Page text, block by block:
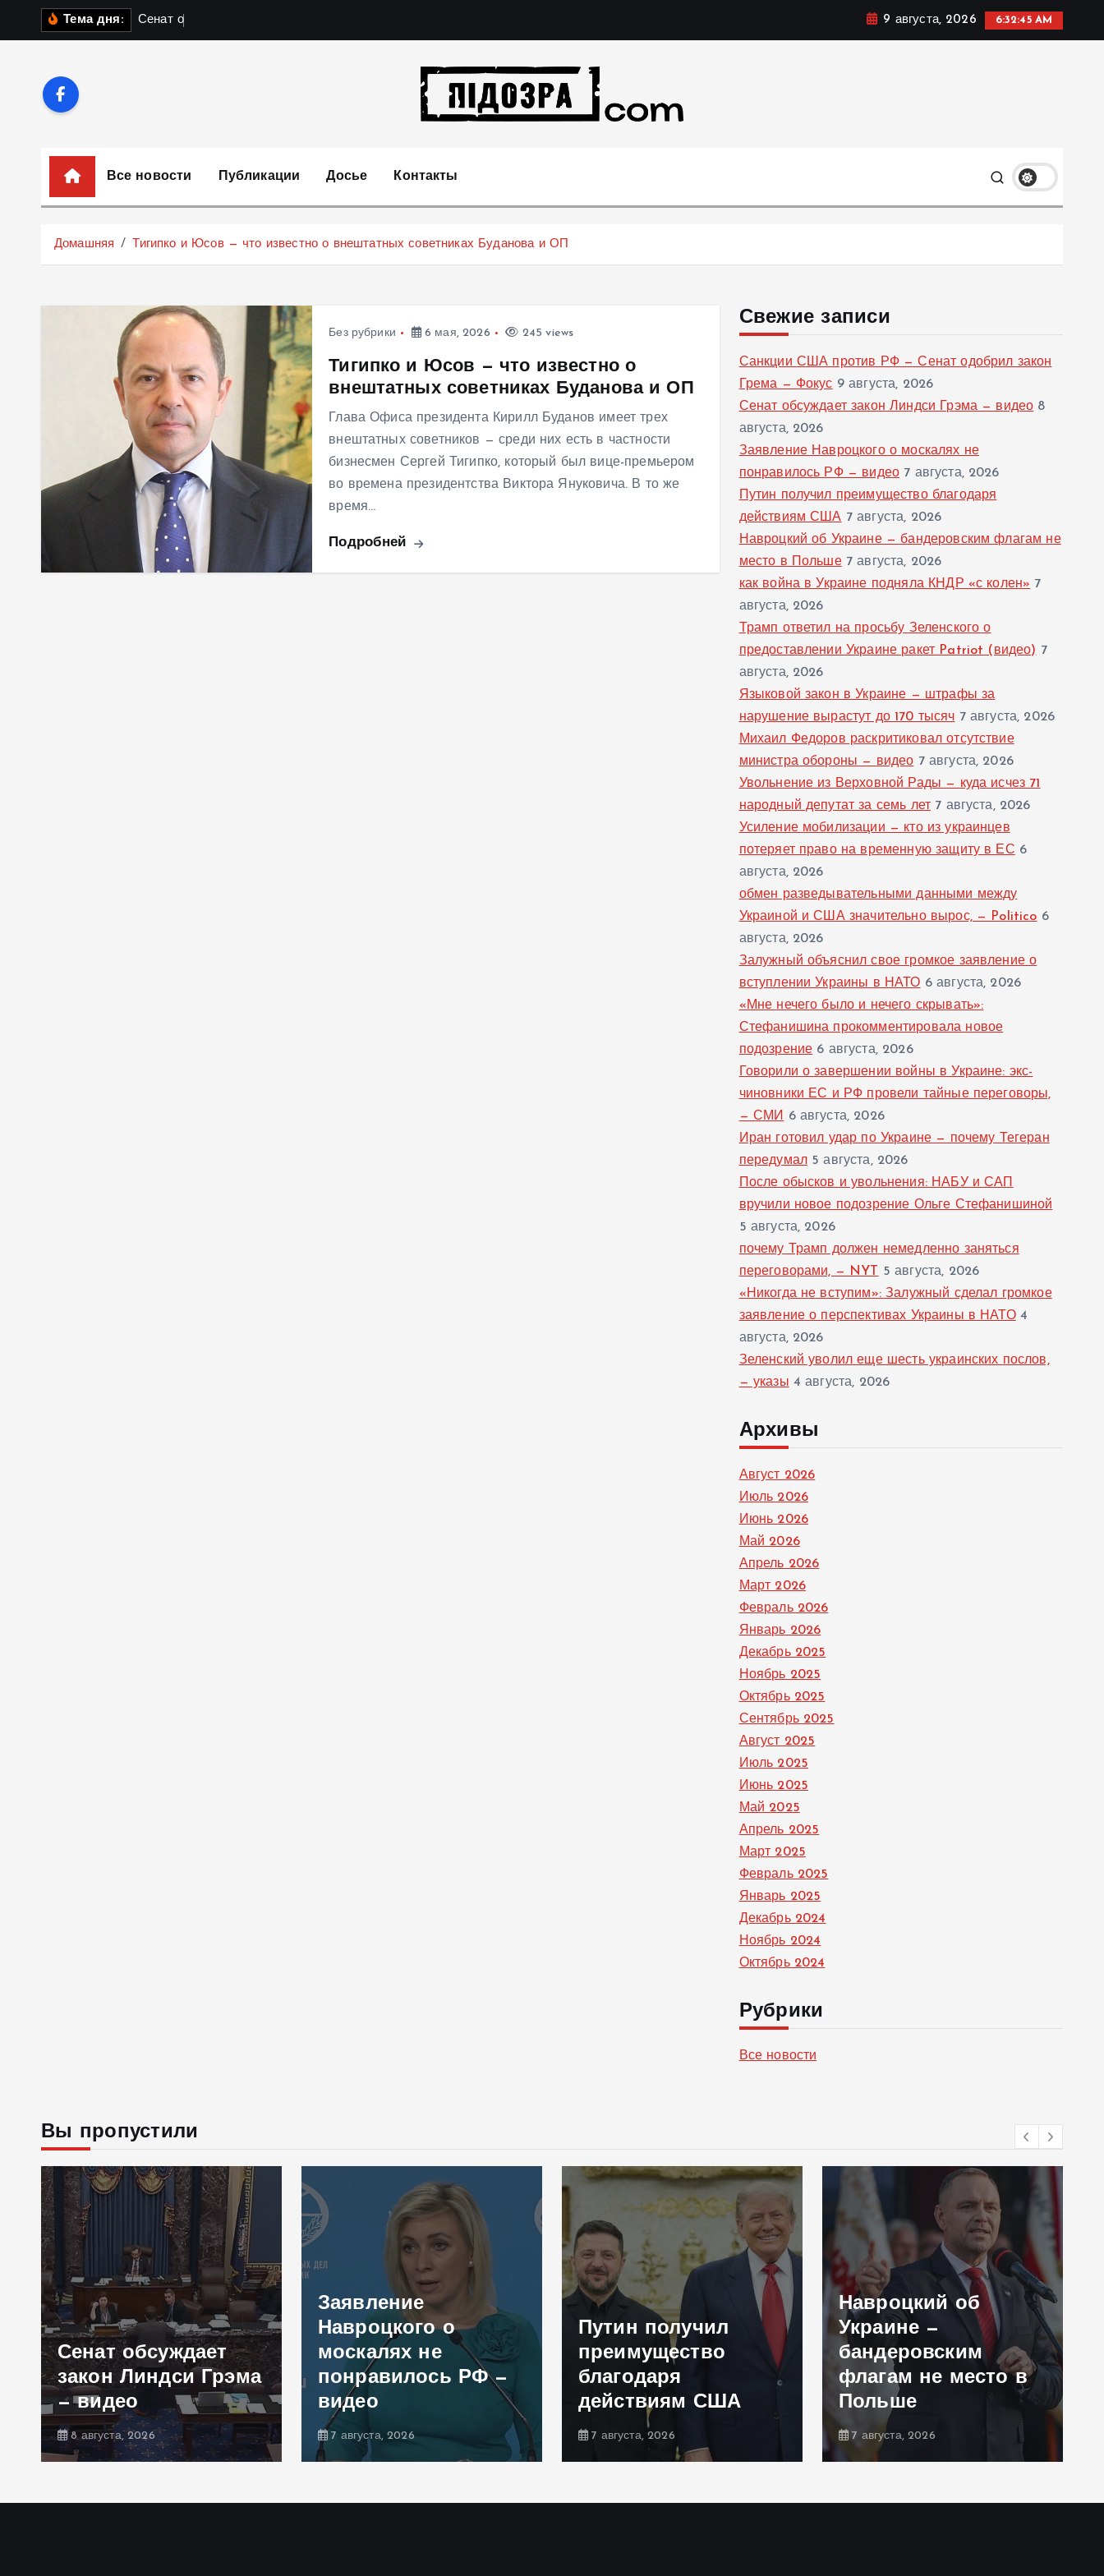
Тема дня: Сенат о 9 августа, 2026 6:32:46 AM
Все новости
Публикации Досье Контакты
Домашняя Тигипко и Юсов — что известно о внештатных советниках Буданова и ОП
Без рубрики 6 мая, 2026 245 views
Тигипко и Юсов — что известно о
внештатных советниках Буданова и ОП
Глава Офиса президента Кирилл Буданов имеет трех
внештатных советников — среди них есть в частности
бизнесмен Сергей Тигипко, который был вице-премьером
во времена президентства Виктора Януковича. В то же
время…
Подробней
Свежие записи
Санкции США против РФ — Сенат одобрил закон
Грема — Фокус 9 августа, 2026
Сенат обсуждает закон Линдси Грэма — видео 8
августа, 2026
Заявление Навроцкого о москалях не
понравилось РФ — видео 7 августа, 2026
Путин получил преимущество благодаря
действиям США 7 августа, 2026
Навроцкий об Украине — бандеровским флагам не
место в Польше 7 августа, 2026
как война в Украине подняла КНДР «с колен» 7
августа, 2026
Трамп ответил на просьбу Зеленского о
предоставлении Украине ракет Patriot (видео) 7
августа, 2026
Языковой закон в Украине — штрафы за
нарушение вырастут до 170 тысяч 7 августа, 2026
Михаил Федоров раскритиковал отсутствие
министра обороны — видео 7 августа, 2026
Увольнение из Верховной Рады — куда исчез 71
народный депутат за семь лет 7 августа, 2026
Усиление мобилизации — кто из украинцев
потеряет право на временную защиту в ЕС 6
августа, 2026
обмен разведывательными данными между
Украиной и США значительно вырос, — Politico 6
августа, 2026
Залужный объяснил свое громкое заявление о
вступлении Украины в НАТО 6 августа, 2026
«Мне нечего было и нечего скрывать»:
Стефанишина прокомментировала новое
подозрение 6 августа, 2026
Говорили о завершении войны в Украине: экс-
чиновники ЕС и РФ провели тайные переговоры,
— СМИ 6 августа, 2026
Иран готовил удар по Украине — почему Тегеран
передумал 5 августа, 2026
После обысков и увольнения: НАБУ и САП
вручили новое подозрение Ольге Стефанишиной
5 августа, 2026
почему Трамп должен немедленно заняться
переговорами, — NYT
5 августа, 2026
«Никогда не вступим»: Залужный сделал громкое
заявление о перспективах Украины в НАТО 4
августа, 2026
Зеленский уволил еще шесть украинских послов,
— указы 4 августа, 2026
Архивы
Август 2026
Июль 2026
Июнь 2026
Май 2026
Апрель 2026
Март 2026
Февраль 2026
Январь 2026
Декабрь 2025
Ноябрь 2025
Октябрь 2025
Сентябрь 2025
Август 2025
Июль 2025
Июнь 2025
Май 2025
Апрель 2025
Март 2025
Февраль 2025
Январь 2025
Декабрь 2024
Ноябрь 2024
Октябрь 2024
Рубрики
Все новости
Вы пропустили
Сенат обсуждает
закон Линдси Грэма
— видео
8 августа, 2026
Заявление
Навроцкого о
москалях не
понравилось РФ —
видео
7 августа, 2026
Путин получил
преимущество
благодаря
действиям США
7 августа, 2026
Навроцкий об
Украине —
бандеровским
флагам не место в
Польше
7 августа, 2026